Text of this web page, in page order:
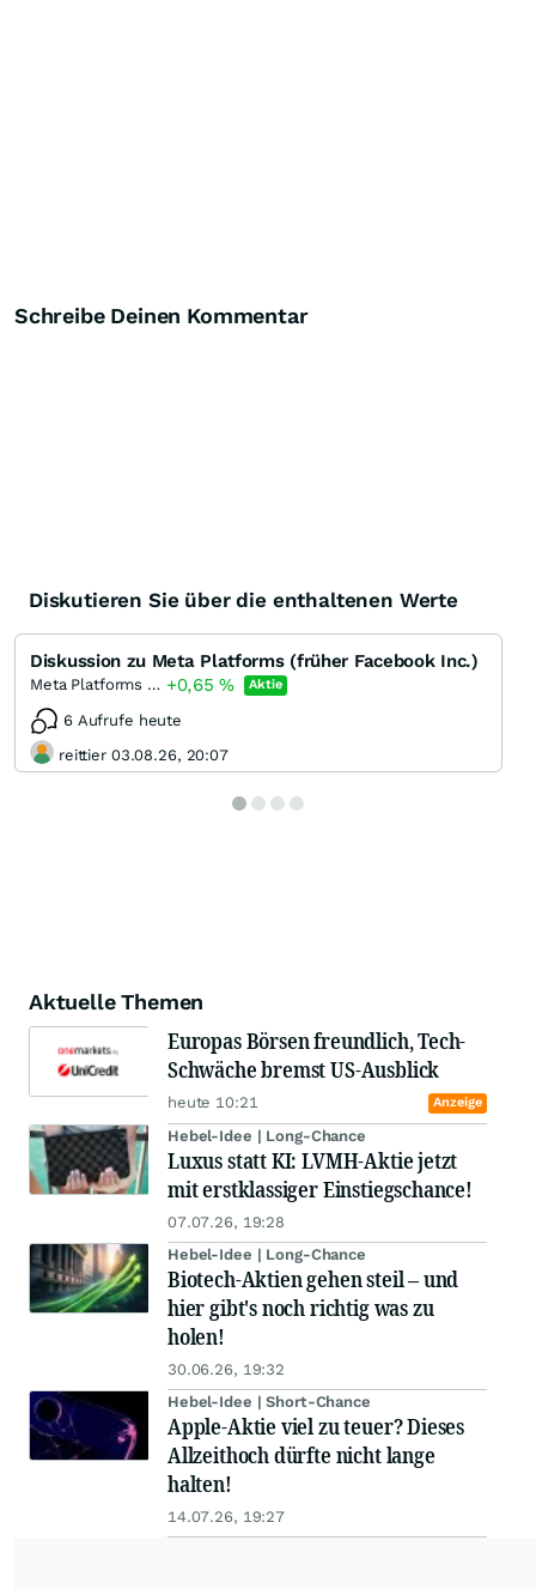
Schreibe Deinen Kommentar
Diskutieren Sie über die enthaltenen Werte
Diskussion zu Meta Platforms (früher Facebook Inc.)
Meta Platforms (A) +0,65% Aktie
6 Aufrufe heute
reittier 03.08.26, 20:07
Aktuelle Themen
Europas Börsen freundlich, Tech-
Schwäche bremst US-Ausblick
heute 10:21 Anzeige
Hebel-Idee | Long-Chance
Luxus statt KI: LVMH-Aktie jetzt
mit erstklassiger Einstiegschance!
07.07.26, 19:28
Hebel-Idee | Long-Chance
Biotech-Aktien gehen steil – und
hier gibt's noch richtig was zu
holen!
30.06.26, 19:32
Hebel-Idee | Short-Chance
Apple-Aktie viel zu teuer? Dieses
Allzeithoch dürfte nicht lange
halten!
14.07.26, 19:27